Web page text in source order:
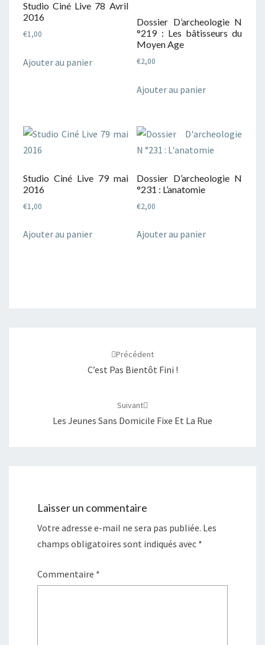
Studio Ciné Live 78 Avril
2016
€1,00
Ajouter au panier
Dossier D’archeologie N
°219 : Les bâtisseurs du
Moyen Age
€2,00
Ajouter au panier
Studio Ciné Live 79 mai
2016
€1,00
Ajouter au panier
Dossier D’archeologie N
°231 : L’anatomie
€2,00
Ajouter au panier
Précédent
C’est Pas Bientôt Fini !
Suivant
Les Jeunes Sans Domicile Fixe Et La Rue
Laisser un commentaire
Votre adresse e-mail ne sera pas publiée. Les
champs obligatoires sont indiqués avec *
Commentaire *